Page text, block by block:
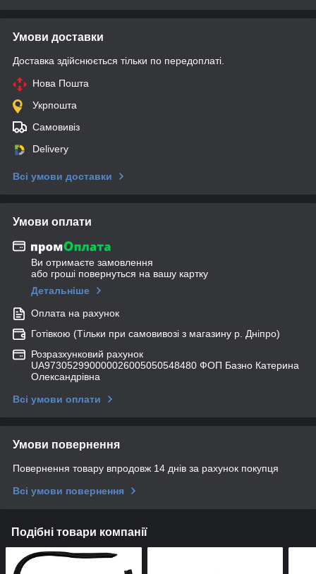
Умови доставки
Доставка здійснюється тільки по передоплаті.
Нова Пошта
Укрпошта
Самовивіз
Delivery
Всі умови доставки
Умови оплати
Ви отримаєте замовлення
або гроші повернуться на вашу картку
Детальніше
Оплата на рахунок
Готівкою (Тільки при самовивозі з магазину р. Дніпро)
Розразхунковий рахунок
UA973052990000026005050548480 ФОП Базно Катерина
Олександрівна
Всі умови оплати
Умови повернення
Повернення товару впродовж 14 днів за рахунок покупця
Всі умови повернення
Подібні товари компанії